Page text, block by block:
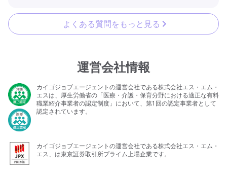
よくある質問をもっと見る
運営会社情報
カイゴジョブエージェントの運営会社である株式会社エス・エム・
エスは、厚生労働省の「医療・介護・保育分野における適正な有料
職業紹介事業者の認定制度」において、第1回の認定事業者として
認定されています。
カイゴジョブエージェントの運営会社である株式会社エス・エム・
エス、は東京証券取引所プライム上場企業です。